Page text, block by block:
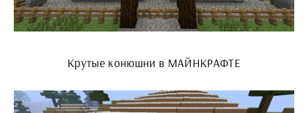
Крутые конюшни в МАЙНКРАФТЕ